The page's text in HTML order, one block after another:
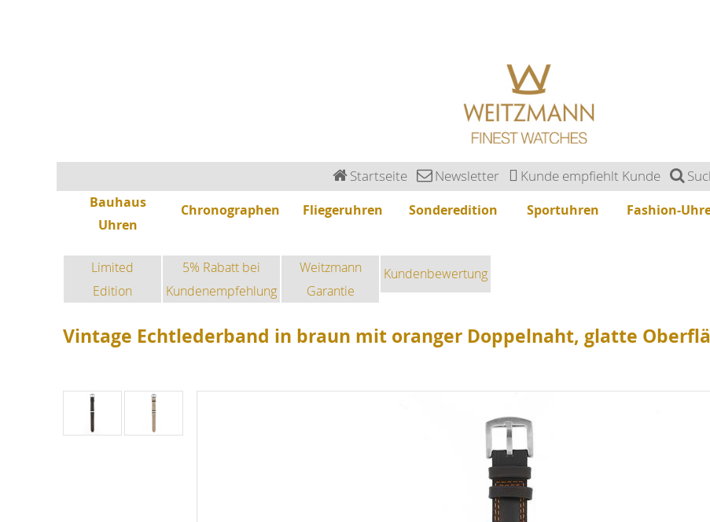
Startseite Newsletter Kunde empfiehlt Kunde
Bauhaus
Uhren
Chronographen Fliegeruhren Sonderedition Sportuhren Fashion-
Limited
Edition
5% Rabatt bei
Kundenempfehlung
Weitzmann
Garantie
Kundenbewertung
Vintage Echtlederband in braun mit oranger Doppelnaht, glatte